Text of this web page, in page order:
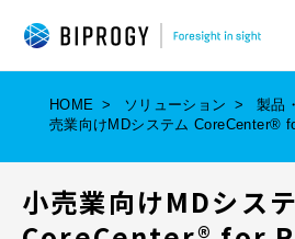
HOME ソリューション 製品
売業向けMDシステム CoreCenter®
小売業向けMDシス